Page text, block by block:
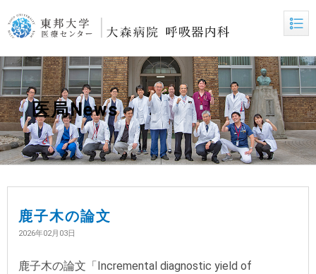
医局News
鹿子木の論文
2026年02月03日
鹿子木の論文「Incremental diagnostic yield of